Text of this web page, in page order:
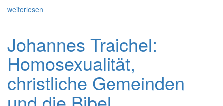
weiterlesen
Johannes Traichel:
Homosexualität,
christliche Gemeinden